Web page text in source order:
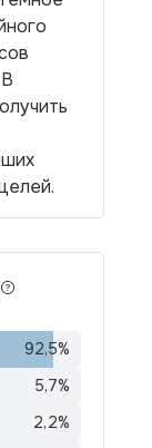
92,5%
5,7%
2,2%